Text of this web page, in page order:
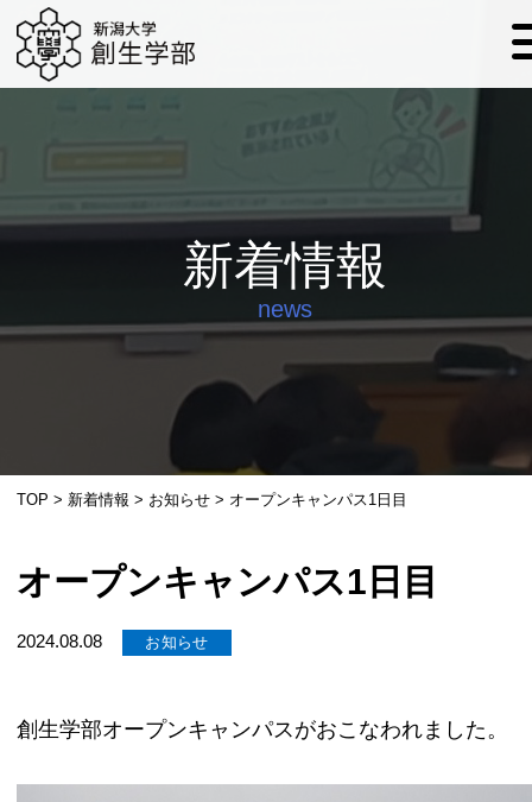
新着情報
news
TOP > 新着情報 > お知らせ > オープンキャンパス1日目
オープンキャンパス1日目
2024.08.08 お知らせ
創生学部オープンキャンパスがおこなわれました。